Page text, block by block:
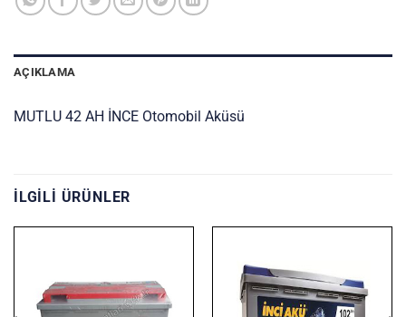
AÇIKLAMA
MUTLU 42 AH İNCE Otomobil Aküsü
İLGILI ÜRÜNLER